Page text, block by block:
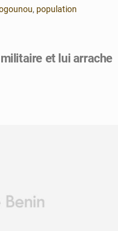
, population
et lui arrache